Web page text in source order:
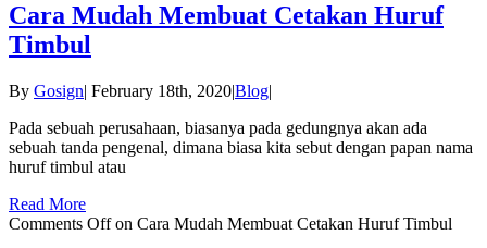
Cara Mudah Membuat Cetakan Huruf
Timbul
By Gosign| February 18th, 2020|Blog|
Pada sebuah perusahaan, biasanya pada gedungnya akan ada
sebuah tanda pengenal, dimana biasa kita sebut dengan papan nama
huruf timbul atau
Read More
Comments Offon Cara Mudah Membuat Cetakan Huruf Timbul